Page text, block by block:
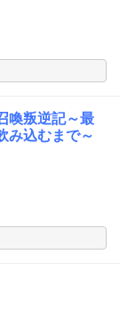
喚叛逆記～最
み込むまで～